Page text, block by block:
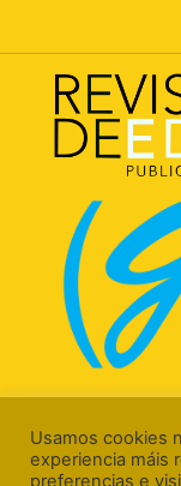
15706
Usamos cookies
experiencia máis
preferencias e